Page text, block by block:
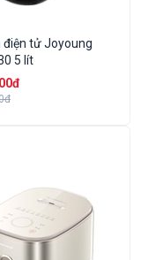
điện tử Joyoung
5 lít